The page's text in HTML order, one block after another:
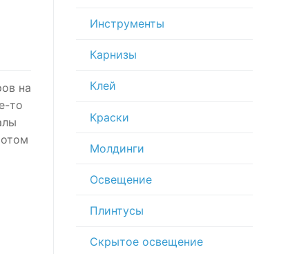
на
то
Инструменты
Карнизы
Клей
Краски
Молдинги
Освещение
Плинтусы
Скрытое освещение